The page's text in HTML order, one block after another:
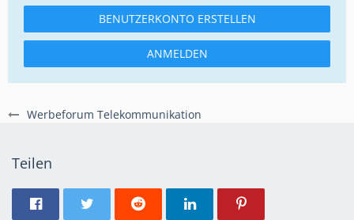
Werbeforum Telekommunikation
BENUTZERKONTO ERSTELLEN
ANMELDEN
Teilen